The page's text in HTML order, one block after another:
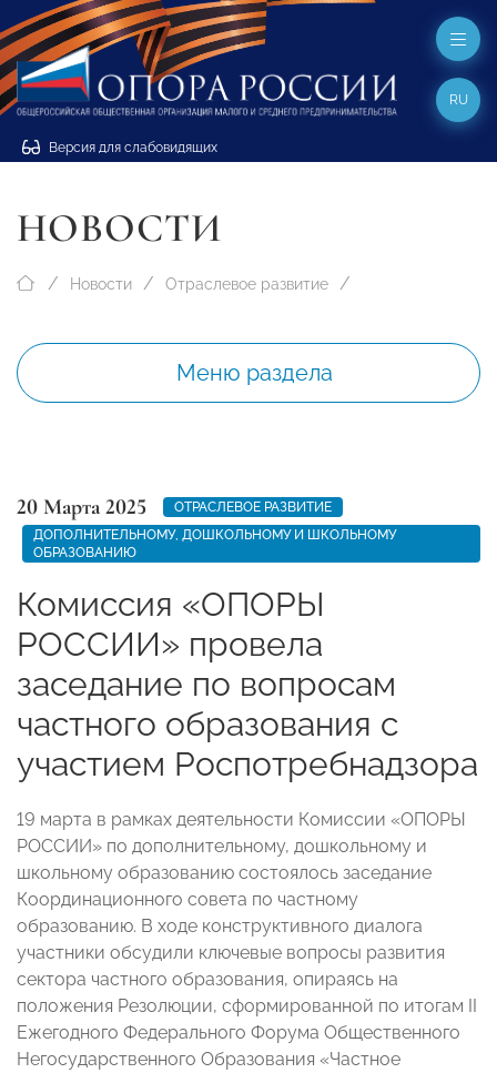
Версия для слабовидящих
RU
НОВОСТИ
Новости Отраслевое развитие
Меню раздела
20 Марта 2025
ОТРАСЛЕВОЕ РАЗВИТИЕ
ДОПОЛНИТЕЛЬНОМУ, ДОШКОЛЬНОМУ И ШКОЛЬНОМУ
ОБРАЗОВАНИЮ
Комиссия «ОПОРЫ
РОССИИ» провела
заседание по вопросам
частного образования с
участием Роспотребнадзора
19 марта в рамках деятельности Комиссии «ОПОРЫ
РОССИИ» по дополнительному, дошкольному и
школьному образованию состоялось заседание
Координационного совета по частному
образованию. В ходе конструктивного диалога
участники обсудили ключевые вопросы развития
сектора частного образования, опираясь на
положения Резолюции, сформированной по итогам II
Ежегодного Федерального Форума Общественного
Негосударственного Образования «Частное